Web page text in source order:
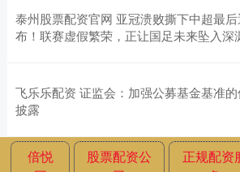
泰州股票配资官网 亚冠溃败撕下中超最
布！联赛虚假繁荣，正让国足未来坠入深
飞乐乐配资 证监会：加强公募基金基准
披露
倍悦
股票配资公
正规配资